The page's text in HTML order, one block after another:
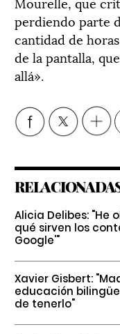
perdiendo parte
cantidad de
de la pantalla,
allá».
Alicia Delibes: "He
qué sirven los
Google'"
Xavier Gisbert:
educación
de tenerlo"